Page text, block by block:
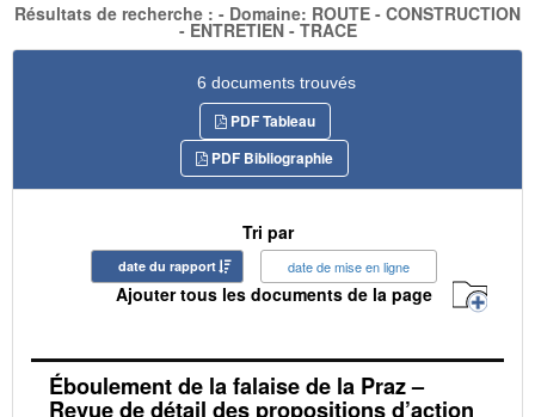
Résultats de recherche : - Domaine: ROUTE - CONSTRUCTION
- ENTRETIEN - TRACE
6 documents trouvés
PDF Tableau
PDF Bibliographie
Tri par
date du rapport date de mise en ligne
Ajouter tous les documents de la page
Éboulement de la falaise de la Praz –
Revue de détail des propositions d’action